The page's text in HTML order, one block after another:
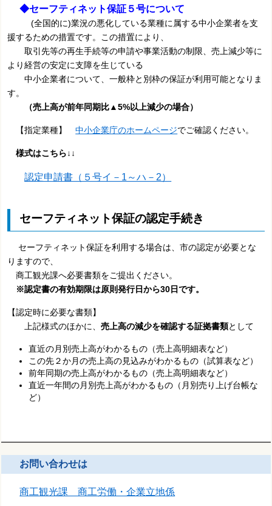
◆セーフティネット保証５号について
(全国的に)業況の悪化している業種に属する中小企業者を支
援するための措置です。この措置により、
取引先等の再生手続等の申請や事業活動の制限、売上減少等に
より経営の安定に支障を生じている
中小企業者について、一般枠と別枠の保証が利用可能となりま
す。
（売上高が前年同期比▲5%以上減少の場合）
【指定業種】中小企業庁のホームページでご確認ください。
様式はこちら↓↓
認定申請書（５号イ－1～ハ－2）
セーフティネット保証の認定手続き
セーフティネット保証を利用する場合は、市の認定が必要とな
りますので、
商工観光課へ必要書類をご提出ください。
※認定書の有効期限は原則発行日から30日です。
【認定時に必要な書類】
上記様式のほかに、売上高の減少を確認する証拠書類として
直近の月別売上高がわかるもの（売上高明細表など）
この先２か月の売上高の見込みがわかるもの（試算表など）
前年同期の売上高がわかるもの（売上高明細表など）
直近一年間の月別売上高がわかるもの（月別売り上げ台帳な
ど）
お問い合わせは
商工観光課 商工労働・企業立地係